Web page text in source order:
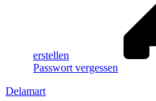
erstellen
Passwort vergessen
Delamart